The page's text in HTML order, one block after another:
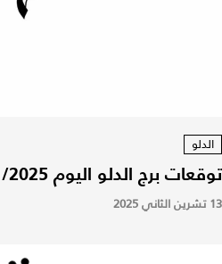
الدلو
توقعات برج الدلو اليوم 13/11/2025
13 تشرين الثاني 2025